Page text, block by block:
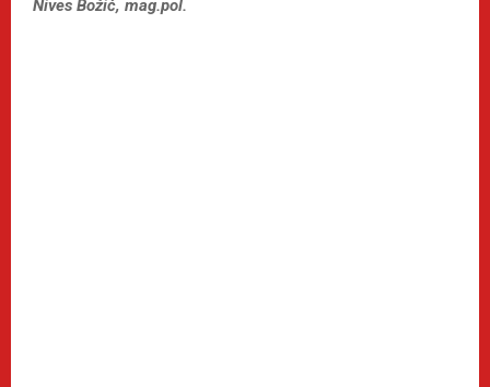
Nives Božić, mag.pol.